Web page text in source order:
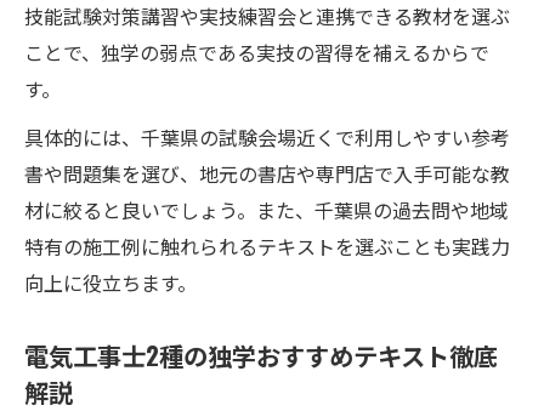
技能試験対策講習や実技練習会と連携できる教材を選ぶ
ことで、独学の弱点である実技の習得を補えるからで
す。
具体的には、千葉県の試験会場近くで利用しやすい参考
書や問題集を選び、地元の書店や専門店で入手可能な教
材に絞ると良いでしょう。また、千葉県の過去問や地域
特有の施工例に触れられるテキストを選ぶことも実践力
向上に役立ちます。
電気工事士2種の独学おすすめテキスト徹底
解説